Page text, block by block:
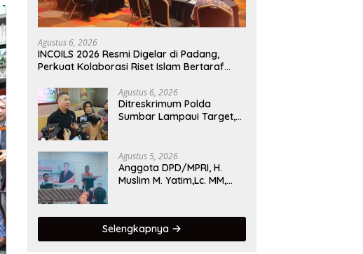
Agustus 6, 2026
INCOILS 2026 Resmi Digelar di Padang,
Perkuat Kolaborasi Riset Islam Bertaraf
Agustus 6, 2026
Ditreskrimum Polda
Sumbar Lampaui Target,
Hasil Maksimal
Agustus 5, 2026
Anggota DPD/MPRI, H.
Muslim M. Yatim,Lc. MM,
satu garda terdepan
dalam Bencana
Selengkapnya